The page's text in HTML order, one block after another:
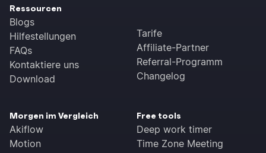
Ressourcen
Blogs
Hilfestellungen
FAQs
Kontaktiere uns
Download
Tarife
Affiliate-Partner
Referral-Programm
Changelog
Morgen im Vergleich
Akiflow
Motion
Free tools
Deep work timer
Time Zone Meeting